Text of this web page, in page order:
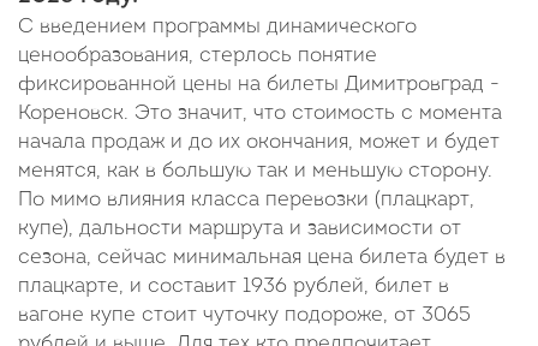
С введением программы динамического
ценообразования, стерлось понятие
фиксированной цены на билеты Димитровград -
Кореновск. Это значит, что стоимость с момента
начала продаж и до их окончания, может и будет
менятся, как в большую так и меньшую сторону.
По мимо влияния класса перевозки (плацкарт,
купе), дальности маршрута и зависимости от
сезона, сейчас минимальная цена билета будет в
плацкарте, и составит 1936 рублей, билет в
вагоне купе стоит чуточку подороже, от 3065